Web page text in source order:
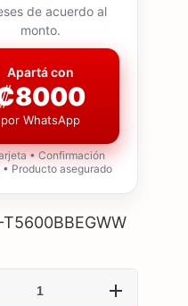
de acuerdo al
monto.
Apartá con
por WhatsApp
• Confirmación
• Producto asegurado
T5600BBEGWW
Aumentar